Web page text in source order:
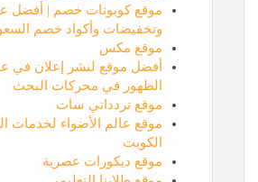
موقع كوبونات خصم | أفضل
وتخفيضات وأكواد خصم
موقع مكس
أفضل موقع لنشر إعلان في
الظهور في محركات البحث
موقع تردداتي سات
موقع عالم الأضواء لخدمات
الكويت
موقع ديكورات عصرية